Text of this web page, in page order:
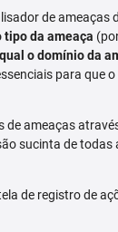
de ameaças
tipo da ameaça
qual o domínio da
para que
ameaças
sucinta de todas
de registro de